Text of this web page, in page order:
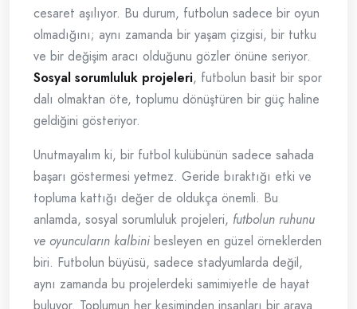
cesaret aşılıyor. Bu durum, futbolun sadece bir oyun
olmadığını; aynı zamanda bir yaşam çizgisi, bir tutku
ve bir değişim aracı olduğunu gözler önüne seriyor.
Sosyal sorumluluk projeleri, futbolun basit bir spor
dalı olmaktan öte, toplumu dönüştüren bir güç haline
geldiğini gösteriyor.
Unutmayalım ki, bir futbol kulübünün sadece sahada
başarı göstermesi yetmez. Geride bıraktığı etki ve
topluma kattığı değer de oldukça önemli. Bu
anlamda, sosyal sorumluluk projeleri, futbolun ruhunu
ve oyuncuların kalbini besleyen en güzel örneklerden
biri. Futbolun büyüsü, sadece stadyumlarda değil,
aynı zamanda bu projelerdeki samimiyetle de hayat